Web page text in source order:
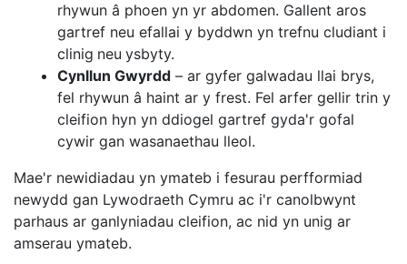
rhywun â phoen yn yr abdomen. Gallent aros
gartref neu efallai y byddwn yn trefnu cludiant i
clinig neu ysbyty.
Cynllun Gwyrdd – ar gyfer galwadau llai brys,
fel rhywun â haint ar y frest. Fel arfer gellir trin y
cleifion hyn yn ddiogel gartref gyda'r gofal
cywir gan wasanaethau lleol.
Mae'r newidiadau yn ymateb i fesurau perfformiad
newydd gan Lywodraeth Cymru ac i'r canolbwynt
parhaus ar ganlyniadau cleifion, ac nid yn unig ar
amserau ymateb.